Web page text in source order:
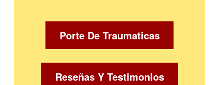
Porte De Traumaticas
Reseñas Y Testimonios